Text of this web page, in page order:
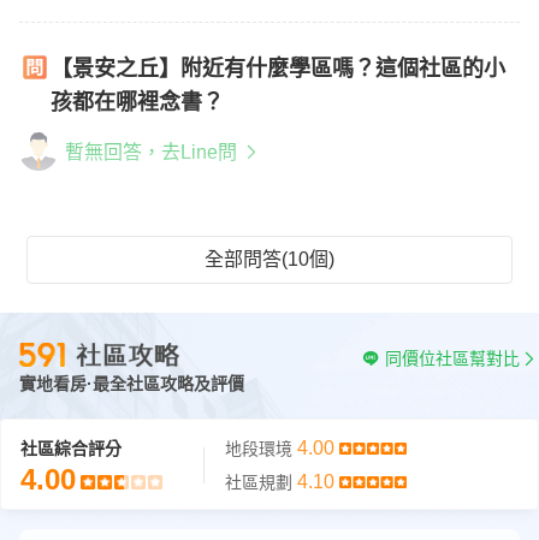
【景安之丘】附近有什麼學區嗎？這個社區的小
孩都在哪裡念書？
暫無回答，去Line問
全部問答(10個)
實地看房·最全社區攻略及評價
同價位社區幫對比
社區綜合評分
4.00
地段環境 4.00
社區規劃 4.10